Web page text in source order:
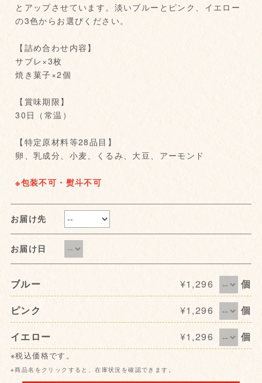
とアップさせています。淡いブルーとピンク、イエロー
の3色からお選びください。
【詰め合わせ内容】
サブレ×3枚
焼き菓子×2個
【賞味期限】
30日（常温）
【特定原材料等28品目】
卵、乳成分、小麦、くるみ、大豆、アーモンド
※包装不可・熨斗不可
お届け先
お届け日
ブルー ¥1,296
個
ピンク
¥1,296
個
イエロー
¥1,296 個
※税込価格です。
※商品名をクリックすると、在庫状況を確認できます。